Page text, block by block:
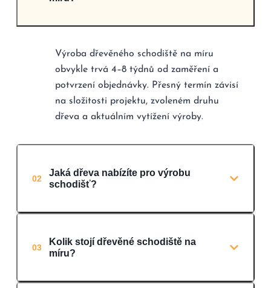
Výroba dřevěného schodiště na míru
obvykle trvá 4–8 týdnů od zaměření a
potvrzení objednávky. Přesný termín závisí
na složitosti projektu, zvoleném druhu
dřeva a aktuálním vytížení výroby.
02
Jaká dřeva nabízíte pro výrobu
schodišť?
03
Kolik stojí dřevěné schodiště na
míru?